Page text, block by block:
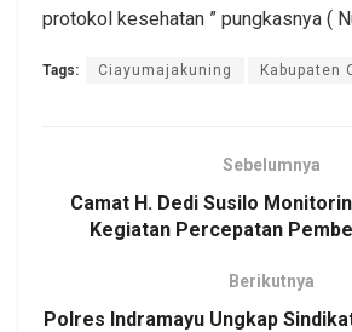
protokol kesehatan ” pungkasnya (
Tags: Ciayumajakuning Kabupaten
Sebelumnya
Camat H. Dedi Susilo
Kegiatan Percepatan
Berikutnya
Polres Indramayu Ungkap